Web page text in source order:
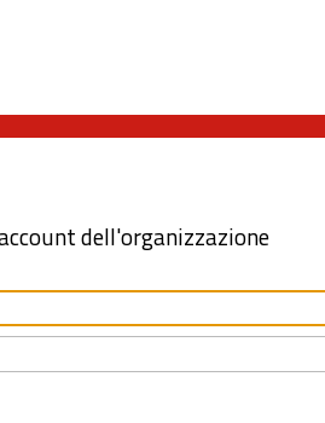
dell'organizzazione